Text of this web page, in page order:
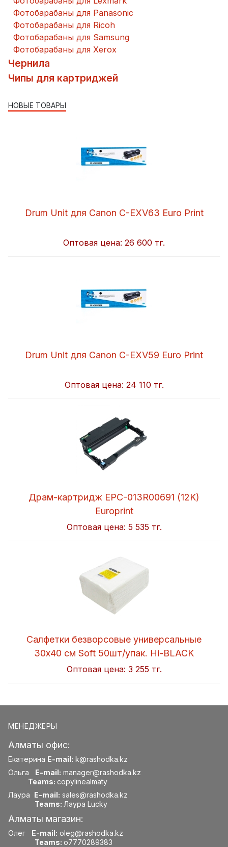
Фотобарабаны для Panasonic
Фотобарабаны для Ricoh
Фотобарабаны для Samsung
Фотобарабаны для Xerox
Чернила
Чипы для картриджей
НОВЫЕ ТОВАРЫ
Drum Unit для Canon C-EXV63 Euro Print
Оптовая цена: 26 600 тг.
Drum Unit для Canon C-EXV59 Euro Print
Оптовая цена: 24 110 тг.
Драм-картридж EPC-013R00691 (12K)
Europrint
Оптовая цена: 5 535 тг.
Салфетки безворсовые универсальные
30x40 см Soft 50шт/упак. Hi-BLACK
Оптовая цена: 3 255 тг.
МЕНЕДЖЕРЫ
Алматы офис:
Екатерина E-mail: k@rashodka.kz
Ольга E-mail: manager@rashodka.kz
Teams: copylinealmaty
Лаура E-mail: sales@rashodka.kz
Teams: Лаура Lucky
Алматы магазин:
Олег E-mail: oleg@rashodka.kz
Teams: o7770289383